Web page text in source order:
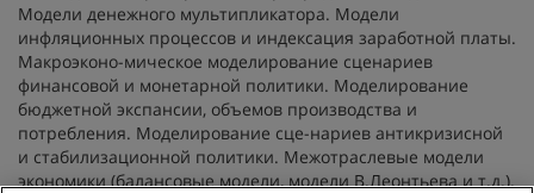
Модели денежного мультипликатора. Модели
инфляционных процессов и индексация заработной платы.
Макроэконо-мическое моделирование сценариев
финансовой и монетарной политики. Моделирование
бюджетной экспансии, объемов производства и
потребления. Моделирование сце-нариев антикризисной
и стабилизационной политики. Межотраслевые модели
экономики (балансовые модели, модели В.Леонтьева и т.д.).